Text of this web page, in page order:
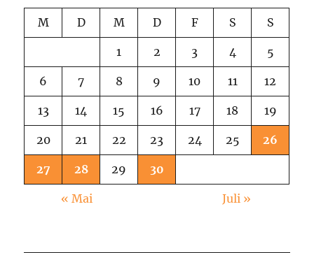
M D M D F S S
1 2 3 4 5
6 7 8 9 10 11 12
13 14 15 16 17 18 19
20 21 22 23 24 25 26
27 28 29 30
« Mai Juli »